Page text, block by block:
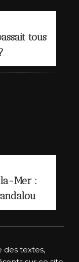
tous
Mer :
des textes,